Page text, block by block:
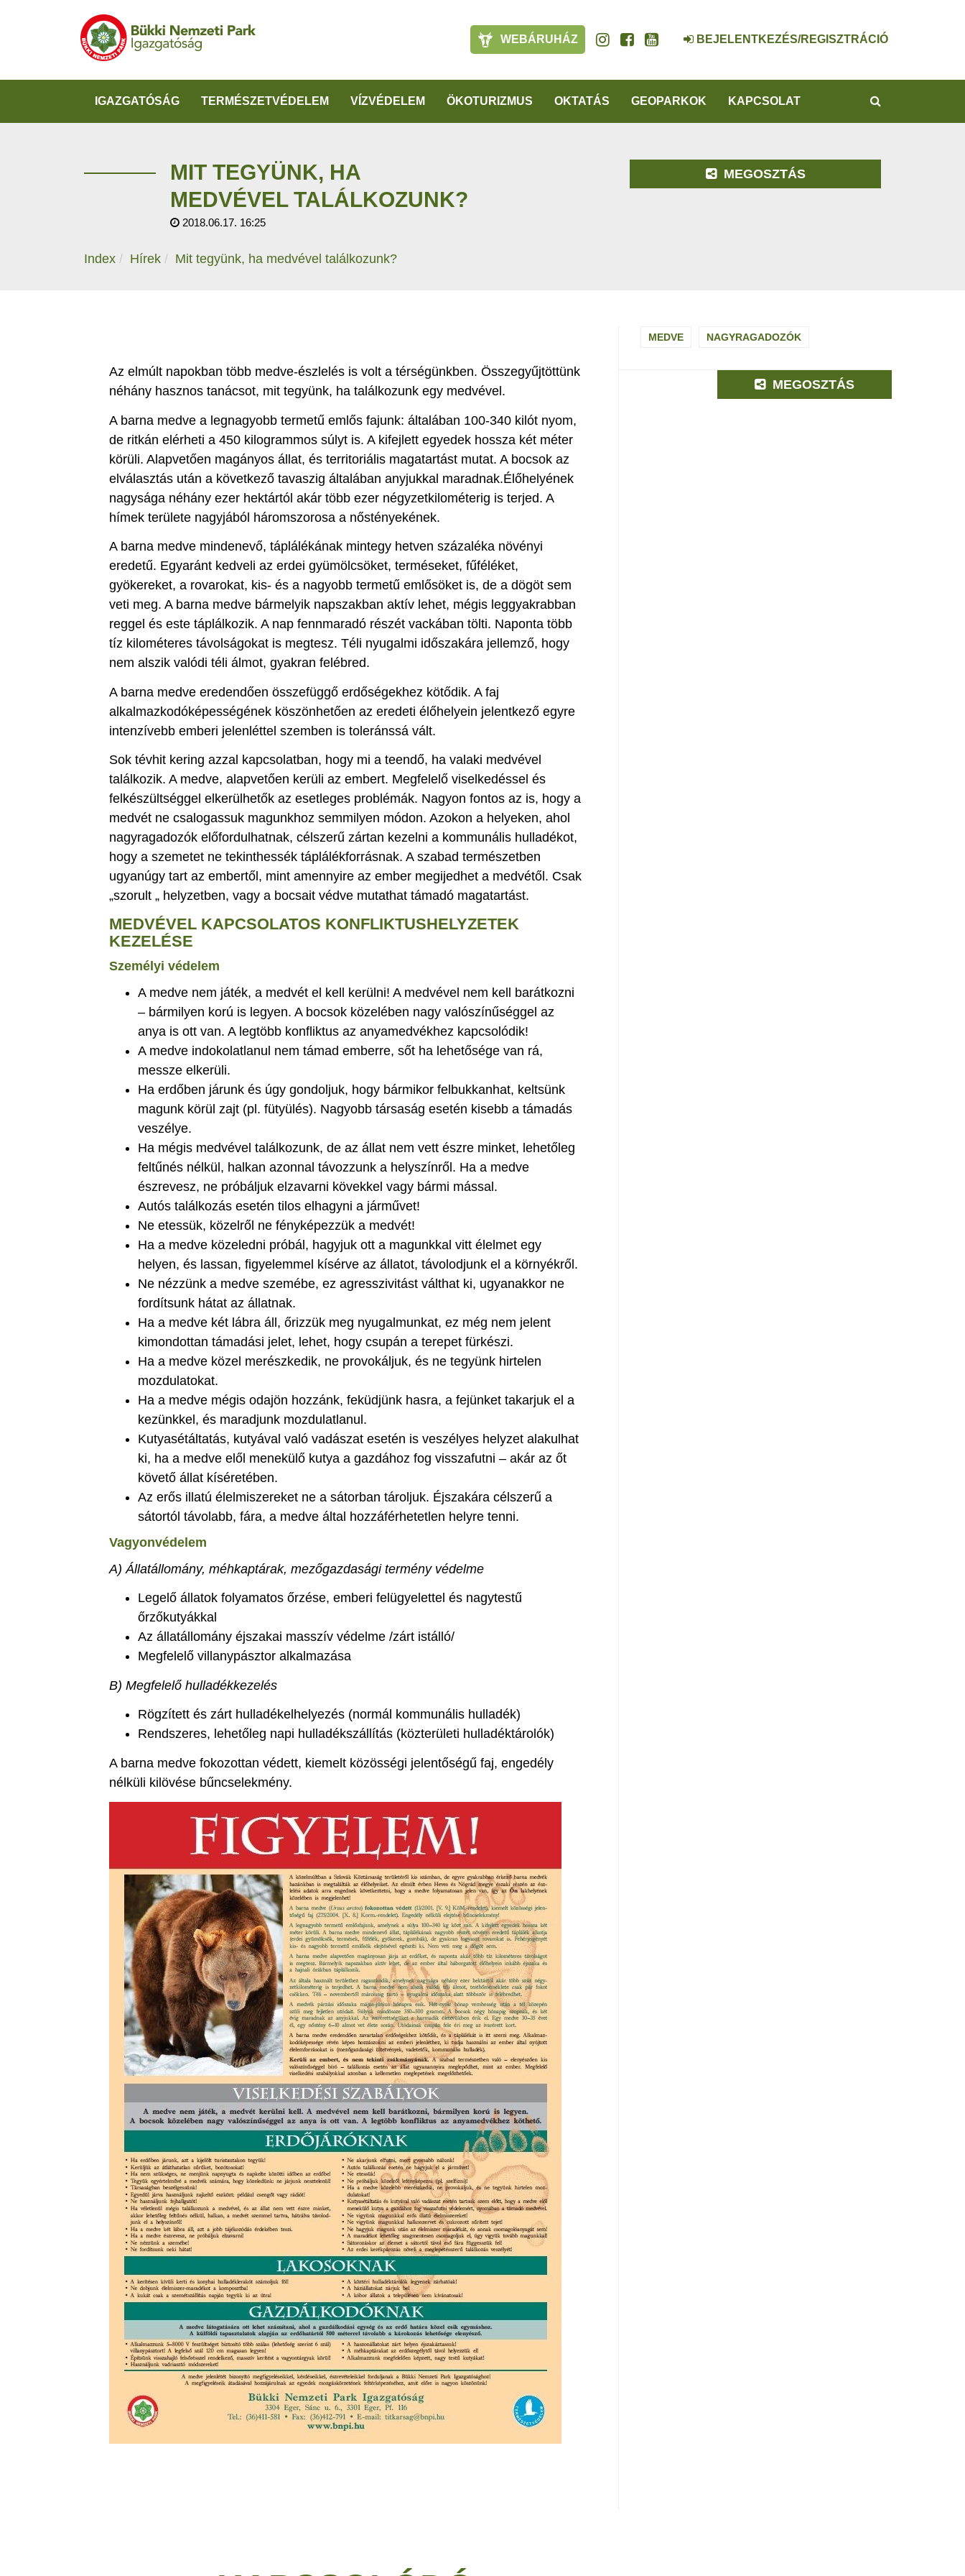
WEBÁRUHÁZ BEJELENTKEZÉS/REGISZTRÁCIÓ
IGAZGATÓSÁG TERMÉSZETVÉDELEM VÍZVÉDELEM ÖKOTURIZMUS OKTATÁS GEOPARKOK KAPCSOLAT
MIT TEGYÜNK, HA
MEDVÉVEL TALÁLKOZUNK?
2018.06.17. 16:25
Index Hírek Mit tegyünk, ha medvével találkozunk?
MEGOSZTÁS
Az elmúlt napokban több medve-észlelés is volt a térségünkben. Összegyűjtöttünk
néhány hasznos tanácsot, mit tegyünk, ha találkozunk egy medvével.
A barna medve a legnagyobb termetű emlős fajunk: általában 100-340 kilót nyom,
de ritkán elérheti a 450 kilogrammos súlyt is. A kifejlett egyedek hossza két méter
körüli. Alapvetően magányos állat, és territoriális magatartást mutat. A bocsok az
elválasztás után a következő tavaszig általában anyjukkal maradnak.Élőhelyének
nagysága néhány ezer hektártól akár több ezer négyzetkilométerig is terjed. A
hímek területe nagyjából háromszorosa a nőstényekének.
A barna medve mindenevő, táplálékának mintegy hetven százaléka növényi
eredetű. Egyaránt kedveli az erdei gyümölcsöket, terméseket, fűféléket,
gyökereket, a rovarokat, kis- és a nagyobb termetű emlősöket is, de a dögöt sem
veti meg. A barna medve bármelyik napszakban aktív lehet, mégis leggyakrabban
reggel és este táplálkozik. A nap fennmaradó részét vackában tölti. Naponta több
tíz kilométeres távolságokat is megtesz. Téli nyugalmi időszakára jellemző, hogy
nem alszik valódi téli álmot, gyakran felébred.
A barna medve eredendően összefüggő erdőségekhez kötődik. A faj
alkalmazkodóképességének köszönhetően az eredeti élőhelyein jelentkező egyre
intenzívebb emberi jelenléttel szemben is toleránssá vált.
Sok tévhit kering azzal kapcsolatban, hogy mi a teendő, ha valaki medvével
találkozik. A medve, alapvetően kerüli az embert. Megfelelő viselkedéssel és
felkészültséggel elkerülhetők az esetleges problémák. Nagyon fontos az is, hogy a
medvét ne csalogassuk magunkhoz semmilyen módon. Azokon a helyeken, ahol
nagyragadozók előfordulhatnak, célszerű zártan kezelni a kommunális hulladékot,
hogy a szemetet ne tekinthessék táplálékforrásnak. A szabad természetben
ugyanúgy tart az embertől, mint amennyire az ember megijedhet a medvétől. Csak
„szorult „ helyzetben, vagy a bocsait védve mutathat támadó magatartást.
MEDVÉVEL KAPCSOLATOS KONFLIKTUSHELYZETEK
KEZELÉSE
Személyi védelem
A medve nem játék, a medvét el kell kerülni! A medvével nem kell barátkozni
– bármilyen korú is legyen. A bocsok közelében nagy valószínűséggel az
anya is ott van. A legtöbb konfliktus az anyamedvékhez kapcsolódik!
A medve indokolatlanul nem támad emberre, sőt ha lehetősége van rá,
messze elkerüli.
Ha erdőben járunk és úgy gondoljuk, hogy bármikor felbukkanhat, keltsünk
magunk körül zajt (pl. fütyülés). Nagyobb társaság esetén kisebb a támadás
veszélye.
Ha mégis medvével találkozunk, de az állat nem vett észre minket, lehetőleg
feltűnés nélkül, halkan azonnal távozzunk a helyszínről. Ha a medve
észrevesz, ne próbáljuk elzavarni kövekkel vagy bármi mással.
Autós találkozás esetén tilos elhagyni a járművet!
Ne etessük, közelről ne fényképezzük a medvét!
Ha a medve közeledni próbál, hagyjuk ott a magunkkal vitt élelmet egy
helyen, és lassan, figyelemmel kísérve az állatot, távolodjunk el a környékről.
Ne nézzünk a medve szemébe, ez agresszivitást válthat ki, ugyanakkor ne
fordítsunk hátat az állatnak.
Ha a medve két lábra áll, őrizzük meg nyugalmunkat, ez még nem jelent
kimondottan támadási jelet, lehet, hogy csupán a terepet fürkészi.
Ha a medve közel merészkedik, ne provokáljuk, és ne tegyünk hirtelen
mozdulatokat.
Ha a medve mégis odajön hozzánk, feküdjünk hasra, a fejünket takarjuk el a
kezünkkel, és maradjunk mozdulatlanul.
Kutyasétáltatás, kutyával való vadászat esetén is veszélyes helyzet alakulhat
ki, ha a medve elől menekülő kutya a gazdához fog visszafutni – akár az őt
követő állat kíséretében.
Az erős illatú élelmiszereket ne a sátorban tároljuk. Éjszakára célszerű a
sátortól távolabb, fára, a medve által hozzáférhetetlen helyre tenni.
Vagyonvédelem
A) Állatállomány, méhkaptárak, mezőgazdasági termény védelme
Legelő állatok folyamatos őrzése, emberi felügyelettel és nagytestű
őrzőkutyákkal
Az állatállomány éjszakai masszív védelme /zárt istálló/
Megfelelő villanypásztor alkalmazása
B) Megfelelő hulladékkezelés
Rögzített és zárt hulladékelhelyezés (normál kommunális hulladék)
Rendszeres, lehetőleg napi hulladékszállítás (közterületi hulladéktárolók)
A barna medve fokozottan védett, kiemelt közösségi jelentőségű faj, engedély
nélküli kilövése bűncselekmény.
MEDVE NAGYRAGADOZÓK
MEGOSZTÁS